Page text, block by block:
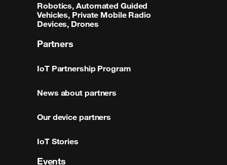
Robotics, Automated Guided
Vehicles, Private Mobile Radio
Devices, Drones
Partners
IoT Partnership Program
News about partners
Our device partners
IoT Stories
Events